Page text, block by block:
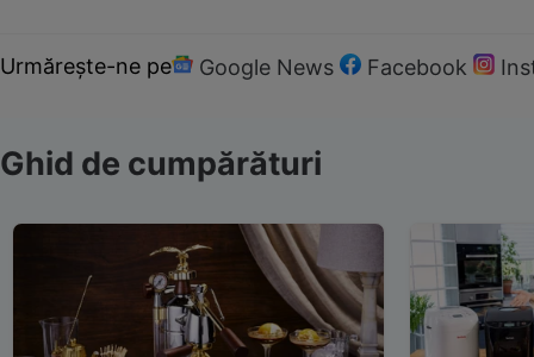
Urmărește-ne pe Google News Facebook
Ghid de cumpărături